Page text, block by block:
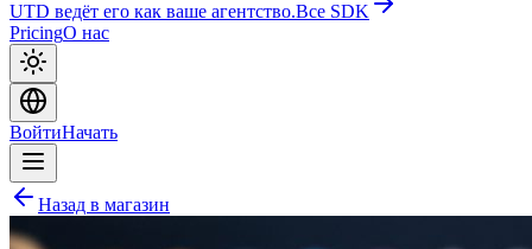
UTD ведёт его как ваше агентство.Все SDK
PricingО нас
ВойтиНачать
Назад в магазин